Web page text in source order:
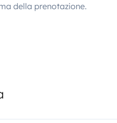
della prenotazione.